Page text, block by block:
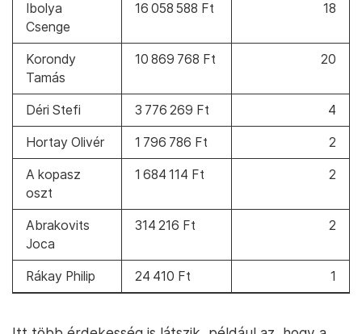
Ibolya
Csenge
16 058 588 Ft 18
Korondy
Tamás
10 869 768 Ft 20
Déri Stefi 3 776 269 Ft 4
Hortay Olivér 1 796 786 Ft 2
A kopasz
oszt
1 684 114 Ft 2
Abrakovits
Joca
314 216 Ft 2
Rákay Philip 24 410 Ft 1